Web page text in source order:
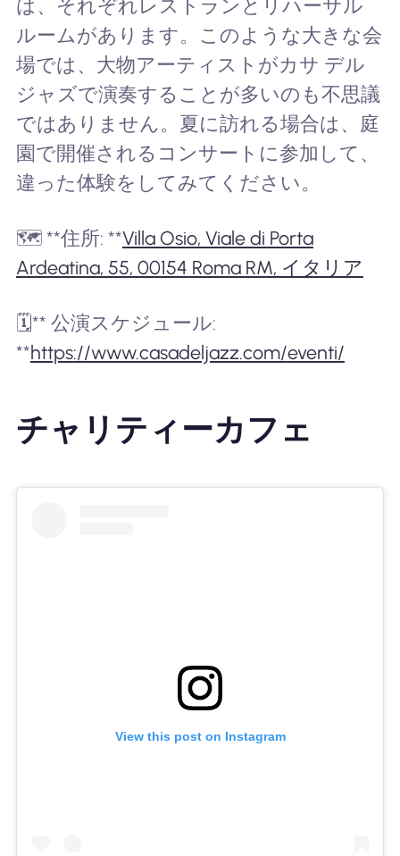
は、それぞれレストランとリハーサル
ルームがあります。このような大きな会
場では、大物アーティストがカサ デル
ジャズで演奏することが多いのも不思議
ではありません。夏に訪れる場合は、庭
園で開催されるコンサートに参加して、
違った体験をしてみてください。
🗺️ **住所: **Villa Osio, Viale di Porta
Ardeatina, 55, 00154 Roma RM, イタリア
🗓️** 公演スケジュール:
**https://www.casadeljazz.com/eventi/
チャリティーカフェ
View this post on Instagram